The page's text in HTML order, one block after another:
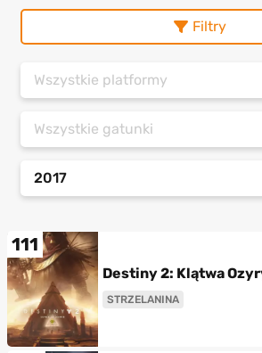
Filtry
Wszystkie platformy
Wszystkie gatunki
2017
111
Destiny 2: Klątwa
STRZELANINA